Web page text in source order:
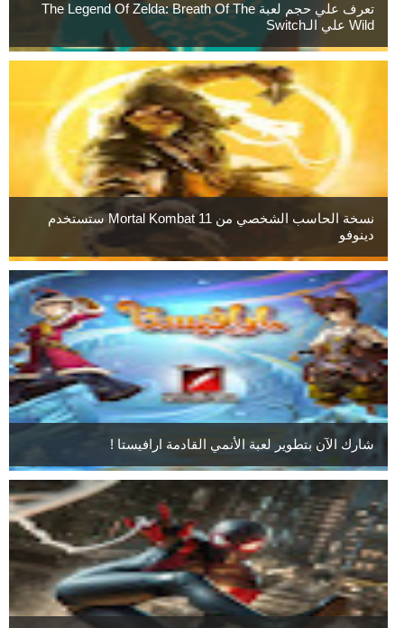
تعرف علي حجم لعبة The Legend Of Zelda: Breath Of The
Wild علي الـSwitch
نسخة الحاسب الشخصي من Mortal Kombat 11 ستستخدم
دينوفو
شارك الآن بتطوير لعبة الأنمي القادمة ارافيستا !